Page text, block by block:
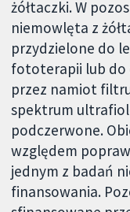
żółtaczki. W
niemowlęta z
przydzielone do
fototerapii lub do
przez namiot
spektrum
podczerwone.
względem
jednym z badań
finansowania.